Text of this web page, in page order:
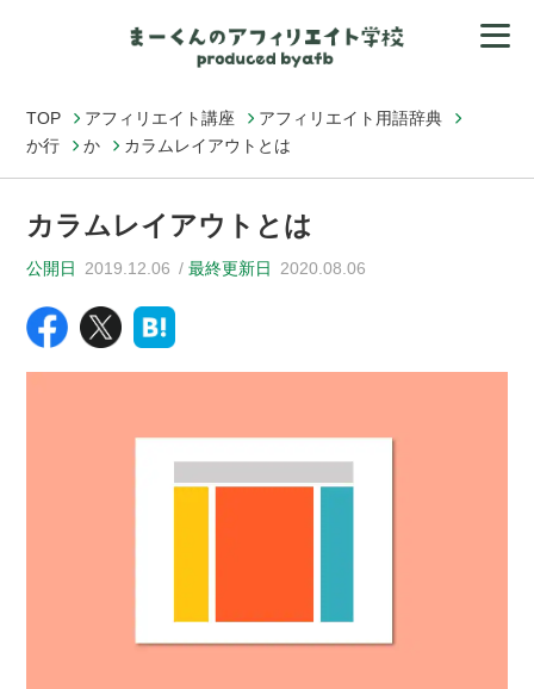
TOP アフィリエイト講座
アフィリエイト用語辞典
か行
か カラムレイアウトとは
カラムレイアウトとは
公開日 2019.12.06 最終更新日 2020.08.06